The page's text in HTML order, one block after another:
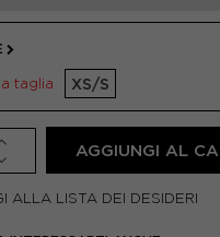
taglia XS/S
AGGIUNGI AL
ALLA LISTA DEI DESIDERI